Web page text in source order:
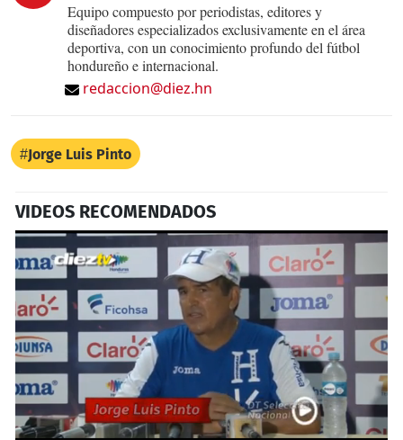
Equipo compuesto por periodistas, editores y
diseñadores especializados exclusivamente en el área
deportiva, con un conocimiento profundo del fútbol
hondureño e internacional.
redaccion@diez.hn
Jorge Luis Pinto
VIDEOS RECOMENDADOS